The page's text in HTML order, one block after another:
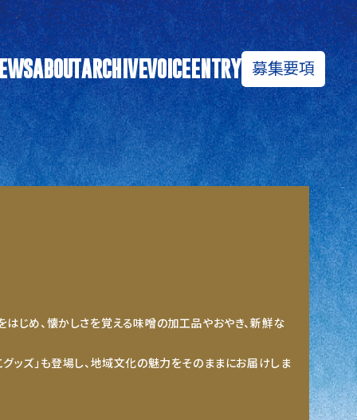
ABOUTARCHIVEVOICEENTRY 募集要項
じめ、懐かしさを覚える味噌の加工品やおやき、新鮮な
ッズ」も登場し、地域文化の魅力をそのままにお届けしま